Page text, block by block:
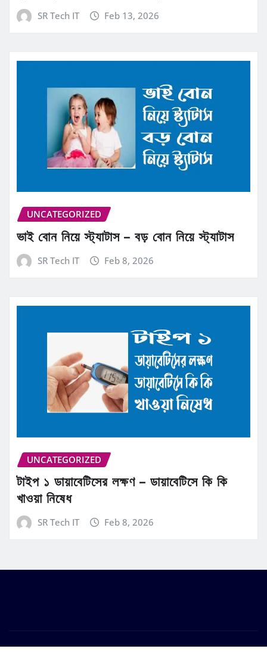
SR Tech IT Feb 13, 2026
UNCATEGORIZED
ভাই বোন নিয়ে স্ট্যাটাস – বড় বোন নিয়ে স্ট্যাটাস
SR Tech IT Feb 8, 2026
UNCATEGORIZED
টাইপ ১ ডায়াবেটিসের লক্ষণ – ডায়াবেটিসে কি কি
খাওয়া নিষেধ
SR Tech IT Feb 8, 2026